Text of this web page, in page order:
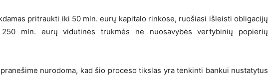
pritraukti iki 50 mln. eurų kapitalo rinkose, ruošiasi išleisti obligacijų
mln. eurų vidutinės trukmės ne nuosavybės vertybinių popierių
nurodoma, kad šio proceso tikslas yra tenkinti bankui nustatytus